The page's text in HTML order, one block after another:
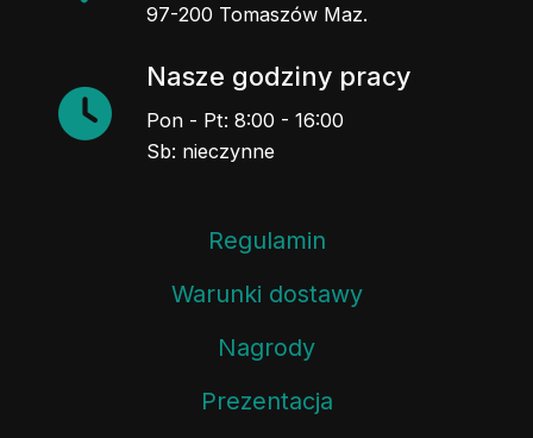
97-200 Tomaszów Maz.
Nasze godziny pracy
Pon - Pt: 8:00 - 16:00
Sb: nieczynne
Regulamin
Warunki dostawy
Nagrody
Prezentacja